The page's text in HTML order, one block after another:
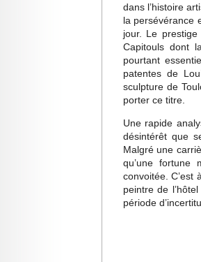
dans l’histoire
la persévérance
jour. Le
Capitouls dont
pourtant
patentes de
sculpture de
porter ce titre.
Une rapide
désintérêt que
Malgré une
qu’une fortune
convoitée. C’est
peintre de
période